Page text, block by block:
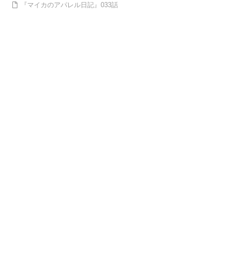
『マイカのアパレル日記』033話